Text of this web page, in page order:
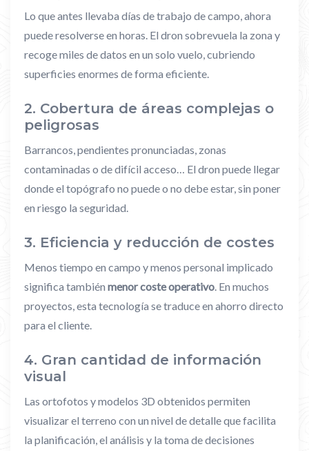
Lo que antes llevaba días de trabajo de campo, ahora
puede resolverse en horas. El dron sobrevuela la zona y
recoge miles de datos en un solo vuelo, cubriendo
superficies enormes de forma eficiente.
2. Cobertura de áreas complejas o
peligrosas
Barrancos, pendientes pronunciadas, zonas
contaminadas o de difícil acceso… El dron puede llegar
donde el topógrafo no puede o no debe estar, sin poner
en riesgo la seguridad.
3. Eficiencia y reducción de costes
Menos tiempo en campo y menos personal implicado
significa también menor coste operativo . En muchos
proyectos, esta tecnología se traduce en ahorro directo
para el cliente.
4. Gran cantidad de información
visual
Las ortofotos y modelos 3D obtenidos permiten
visualizar el terreno con un nivel de detalle que facilita
la planificación, el análisis y la toma de decisiones